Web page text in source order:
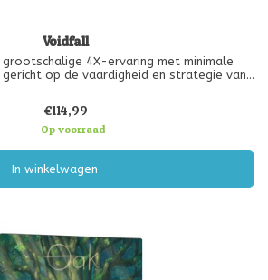
Voidfall
4X-ervaring met minimale
gericht op de vaardigheid en strategie van
overblijfselen van het verwoeste Domineum
te zijn van willekeurige plaatsing van
€114,99
Op voorraad
In winkelwagen